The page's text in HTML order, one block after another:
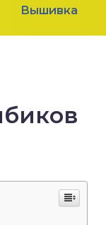
Вышивка